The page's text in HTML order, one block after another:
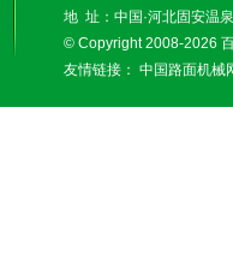
地 址：中国·河北固安温
© Copyright 2008-2026
友情链接： 中国路面机械